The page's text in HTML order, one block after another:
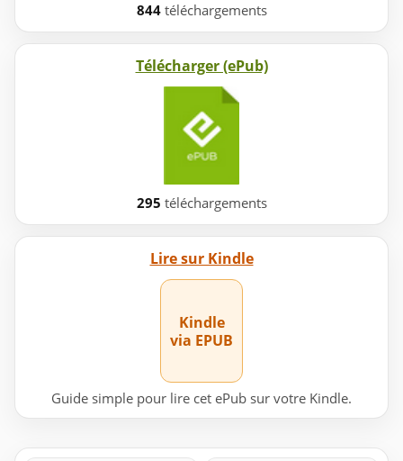
844téléchargements
Télécharger (ePub)
295 téléchargements
Lire sur Kindle
Kindle
via EPUB
Guide simple pour lire cet ePub sur votre Kindle.